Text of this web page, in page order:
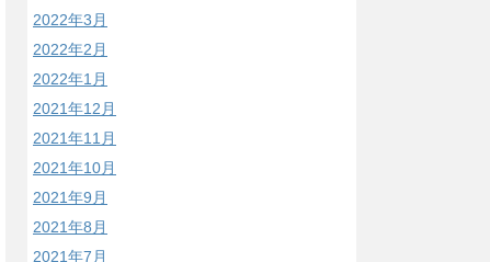
2022年3月
2022年2月
2022年1月
2021年12月
2021年11月
2021年10月
2021年9月
2021年8月
2021年7月